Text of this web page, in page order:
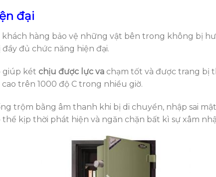
đại
khách hàng bảo vệ những vật bên trong không bị
đủ chức năng hiện đại.
giúp két chịu được lực va chạm tốt và được trang bị
trên 1000 độ C trong nhiều giờ.
trộm bằng âm thanh khi bị di chuyển, nhập sai
thể kịp thời phát hiện và ngăn chặn bất kì sự xâm